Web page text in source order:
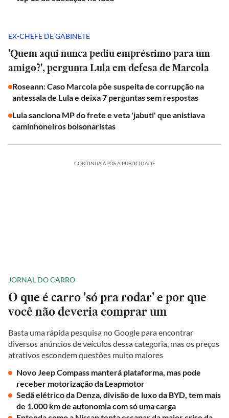
EX-CHEFE DE GABINETE
'Quem aqui nunca pediu empréstimo para um
amigo?', pergunta Lula em defesa de Marcola
Roseann: Caso Marcola põe suspeita de corrupção na
antessala de Lula e deixa 7 perguntas sem respostas
Lula sanciona MP do frete e veta 'jabuti' que anistiava
caminhoneiros bolsonaristas
CONTINUA APÓS A PUBLICIDADE
JORNAL DO CARRO
O que é carro 'só pra rodar' e por que
você não deveria comprar um
Basta uma rápida pesquisa no Google para encontrar
diversos anúncios de veículos dessa categoria, mas os preços
atrativos escondem questões muito maiores
Novo Jeep Compass manterá plataforma, mas pode
receber motorização da Leapmotor
Sedã elétrico da Denza, divisão de luxo da BYD, tem mais
de 1.000 km de autonomia com só uma carga